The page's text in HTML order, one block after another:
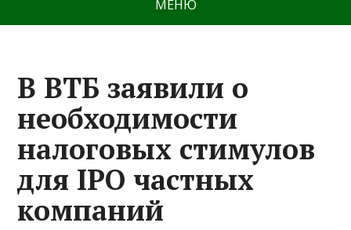
МЕНЮ
В ВТБ заявили о
необходимости
налоговых стимулов
для IPO частных
компаний